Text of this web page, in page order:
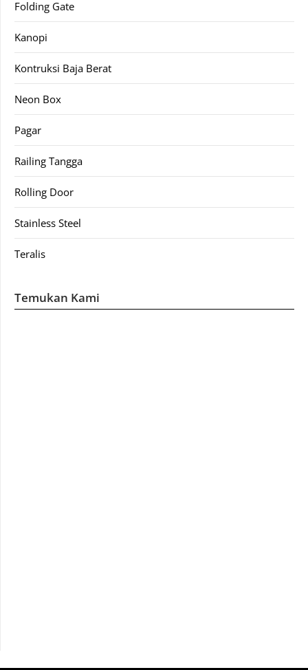
Folding Gate
Kanopi
Kontruksi Baja Berat
Neon Box
Pagar
Railing Tangga
Rolling Door
Stainless Steel
Teralis
Temukan Kami